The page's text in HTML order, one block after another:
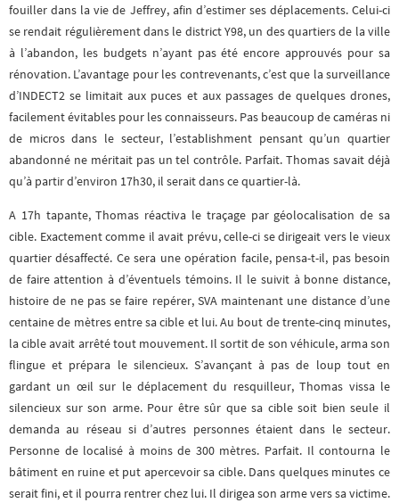
fouiller dans la vie de Jeffrey, afin d’estimer ses déplacements. Celui-ci
se rendait régulièrement dans le district Y98, un des quartiers de la ville
à l’abandon, les budgets n’ayant pas été encore approuvés pour sa
rénovation. L’avantage pour les contrevenants, c’est que la surveillance
d’INDECT2 se limitait aux puces et aux passages de quelques drones,
facilement évitables pour les connaisseurs. Pas beaucoup de caméras ni
de micros dans le secteur, l’establishment pensant qu’un quartier
abandonné ne méritait pas un tel contrôle. Parfait. Thomas savait déjà
qu’à partir d’environ 17h30, il serait dans ce quartier-là.
A 17h tapante, Thomas réactiva le traçage par géolocalisation de sa
cible. Exactement comme il avait prévu, celle-ci se dirigeait vers le vieux
quartier désaffecté. Ce sera une opération facile, pensa-t-il, pas besoin
de faire attention à d’éventuels témoins. Il le suivit à bonne distance,
histoire de ne pas se faire repérer, SVA maintenant une distance d’une
centaine de mètres entre sa cible et lui. Au bout de trente-cinq minutes,
la cible avait arrêté tout mouvement. Il sortit de son véhicule, arma son
flingue et prépara le silencieux. S’avançant à pas de loup tout en
gardant un œil sur le déplacement du resquilleur, Thomas vissa le
silencieux sur son arme. Pour être sûr que sa cible soit bien seule il
demanda au réseau si d’autres personnes étaient dans le secteur.
Personne de localisé à moins de 300 mètres. Parfait. Il contourna le
bâtiment en ruine et put apercevoir sa cible. Dans quelques minutes ce
serait fini, et il pourra rentrer chez lui. Il dirigea son arme vers sa victime.